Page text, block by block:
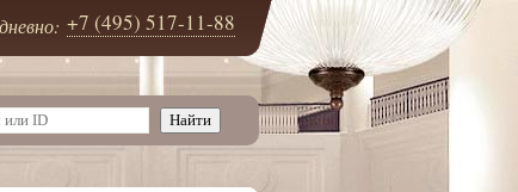
+7 (495) 517-11-88